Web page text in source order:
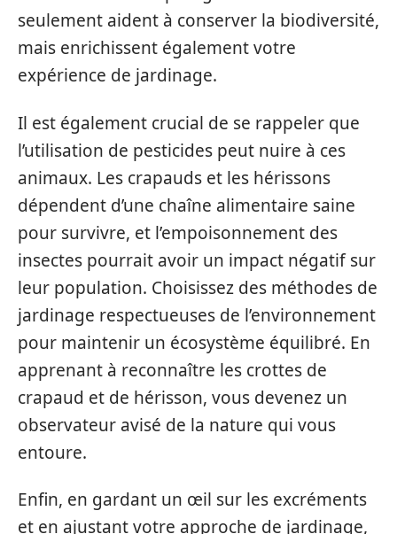
seulement aident à conserver la biodiversité,
mais enrichissent également votre
expérience de jardinage.
Il est également crucial de se rappeler que
l’utilisation de pesticides peut nuire à ces
animaux. Les crapauds et les hérissons
dépendent d’une chaîne alimentaire saine
pour survivre, et l’empoisonnement des
insectes pourrait avoir un impact négatif sur
leur population. Choisissez des méthodes de
jardinage respectueuses de l’environnement
pour maintenir un écosystème équilibré. En
apprenant à reconnaître les crottes de
crapaud et de hérisson, vous devenez un
observateur avisé de la nature qui vous
entoure.
Enfin, en gardant un œil sur les excréments
et en ajustant votre approche de jardinage,